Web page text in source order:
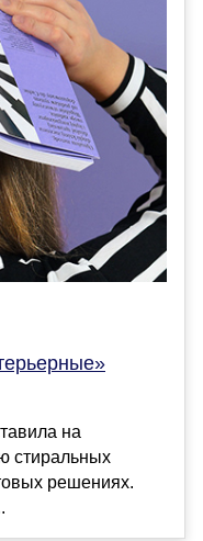
на
стиральных
решениях.